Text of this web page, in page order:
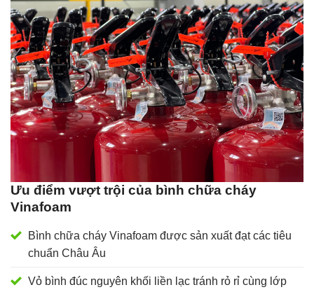
Ưu điểm vượt trội của bình chữa cháy
Vinafoam
Bình chữa cháy Vinafoam được sản xuất đạt các tiêu
chuẩn Châu Âu
Vỏ bình đúc nguyên khối liền lạc tránh rỏ rỉ cùng lớp